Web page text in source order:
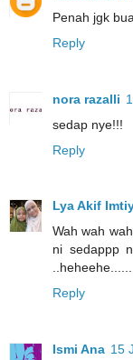
Penah jgk
Reply
nora razalli
sedap nye!!!
Reply
Lya Akif
Wah wah
ni sedappp
Reply
Ismi Ana 15